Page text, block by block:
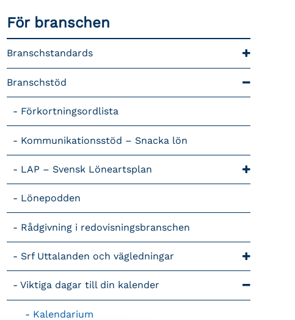
För branschen
Branschstandards
Branschstöd
Förkortningsordlista
Kommunikationsstöd – Snacka lön
LAP – Svensk Löneartsplan
Lönepodden
Rådgivning i redovisningsbranschen
Srf Uttalanden och vägledningar
Viktiga dagar till din kalender
Kalendarium